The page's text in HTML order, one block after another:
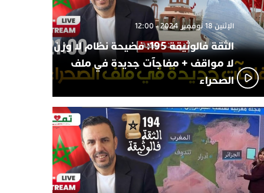
الإثنين 18 نوفمبر 2024 - 12:00
الثقة فالوثيقة 195: فضيحة نظام لا وزن
لا مواقف + مفاجآت جديدة في ملف
الصحراء